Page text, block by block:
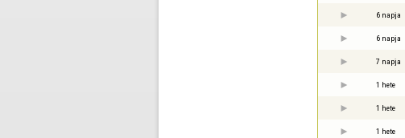
6 napja
6 napja
7 napja
1 hete
1 hete
1 hete